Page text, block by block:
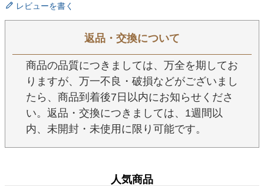
レビューを書く
返品・交換について
商品の品質につきましては、万全を期してお
りますが、万一不良・破損などがございまし
たら、商品到着後7日以内にお知らせくださ
い。返品・交換につきましては、1週間以
内、未開封・未使用に限り可能です。
人気商品